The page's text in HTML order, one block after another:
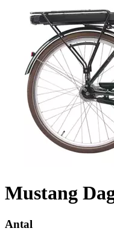
Mustang
Antal